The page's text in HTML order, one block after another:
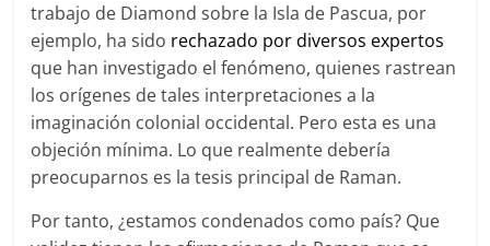
trabajo de Diamond sobre la Isla de Pascua, por
ejemplo, ha sido rechazado por diversos expertos
que han investigado el fenómeno, quienes rastrean
los orígenes de tales interpretaciones a la
imaginación colonial occidental. Pero esta es una
objeción mínima. Lo que realmente debería
preocuparnos es la tesis principal de Raman.
Por tanto, ¿estamos condenados como país? Que